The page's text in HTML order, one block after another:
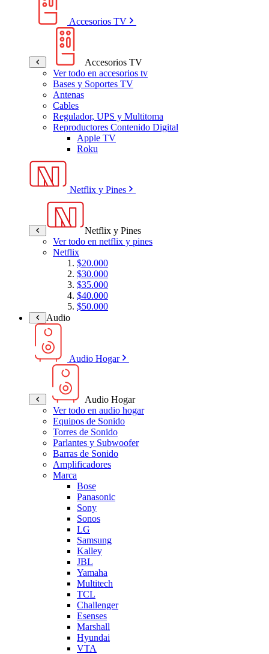
Accesorios TV
Accesorios TV
Ver todo en accesorios tv
Bases y Soportes TV
Antenas
Cables
Regulador, UPS y Multitoma
Reproductores Contenido Digital
Apple TV
Roku
Netflix y Pines
Netflix y Pines
Ver todo en netflix y pines
Netflix
$20.000
$30.000
$35.000
$40.000
$50.000
Audio
Audio Hogar
Audio Hogar
Ver todo en audio hogar
Equipos de Sonido
Torres de Sonido
Parlantes y Subwoofer
Barras de Sonido
Amplificadores
Marca
Bose
Panasonic
Sony
Sonos
LG
Samsung
Kalley
JBL
Yamaha
Multitech
TCL
Challenger
Esenses
Marshall
Hyundai
VTA